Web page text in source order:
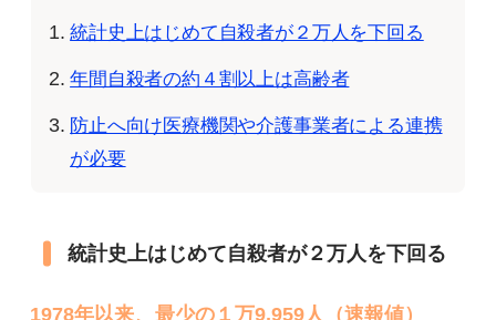
統計史上はじめて自殺者が２万人を下回る
年間自殺者の約４割以上は高齢者
防止へ向け医療機関や介護事業者による連携
が必要
統計史上はじめて自殺者が２万人を下回る
1978年以来、最少の１万9,959人（速報値）